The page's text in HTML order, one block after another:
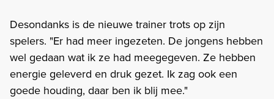
Desondanks is de nieuwe trainer trots op zijn
spelers. "Er had meer ingezeten. De jongens hebben
wel gedaan wat ik ze had meegegeven. Ze hebben
energie geleverd en druk gezet. Ik zag ook een
goede houding, daar ben ik blij mee."